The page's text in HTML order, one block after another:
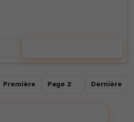
Première Dernière